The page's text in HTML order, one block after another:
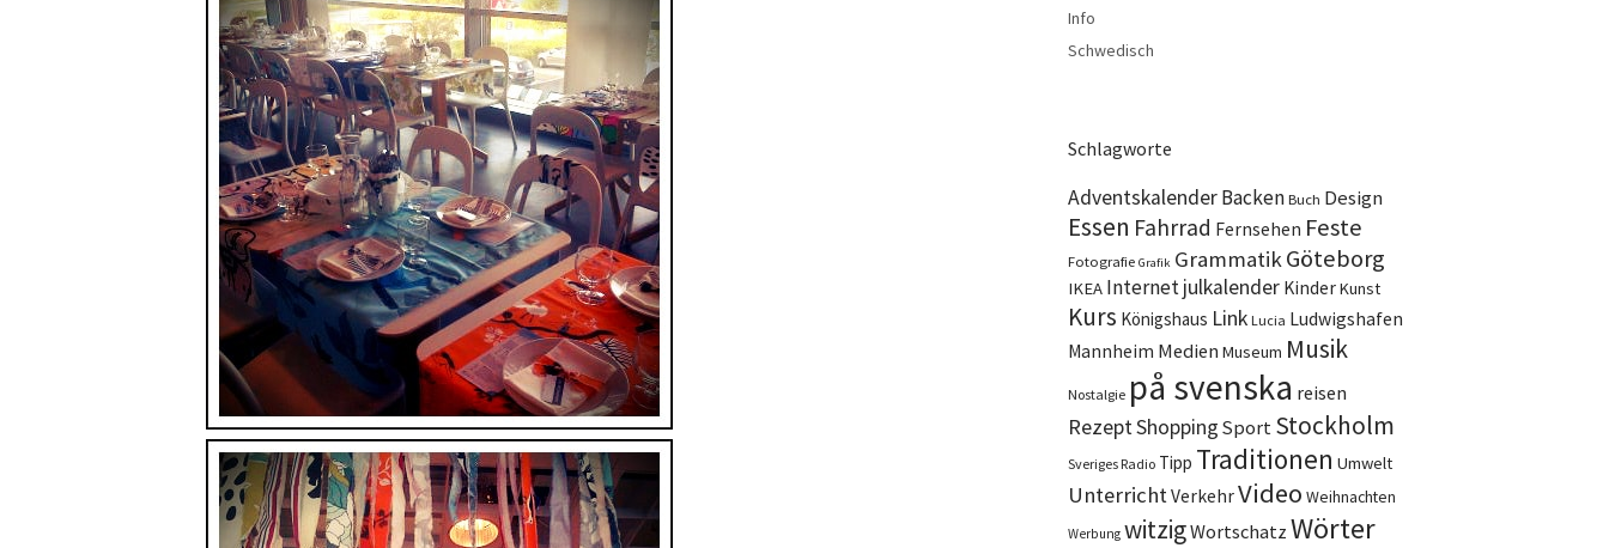
Info
Schwedisch
Schlagworte
AdventskalenderBacken Buch Design
Essen Fahrrad Fernsehen Feste
Fotografie Grafik GrammatikGöteborg
IKEA Internetjulkalender KinderKunst
Kurs Königshaus Link Lucia Ludwigshafen
Mannheim Medien Museum Musik
Nostalgie på svenska reisen
RezeptShopping Sport Stockholm
Sveriges Radio Tipp Traditionen Umwelt
UnterrichtVerkehrVideo Weihnachten
Werbung witzigWortschatz Wörter